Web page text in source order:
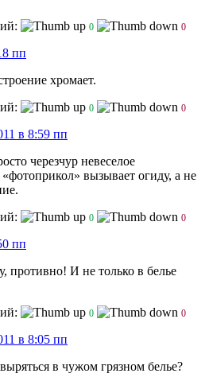
0 0
пп
хромает.
0 0
в 8:59 пп
черезчур невеселое
вызывает огиду, а не
0 0
пп
противно! И не только в белье
0 0
в 8:05 пп
в чужом грязном белье?